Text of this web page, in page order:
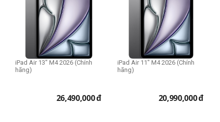
47490000
iPad Air 13" M4 2026 (Chính
hãng)
26,490,000đ
iPad Air 11" M4 2026 (Chính
hãng)
20,990,000đ